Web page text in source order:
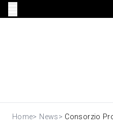
Home> News> Consorzio